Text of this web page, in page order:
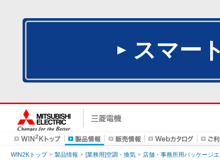
スマー
WIN2Kトップ 製品情報 [業務用]空調・換気 店舗・事務所用パッケージ